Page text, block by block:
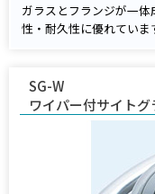
ガラスとフランジが一
性・耐久性に優れていま
SG-W
ワイパー付サイトグ